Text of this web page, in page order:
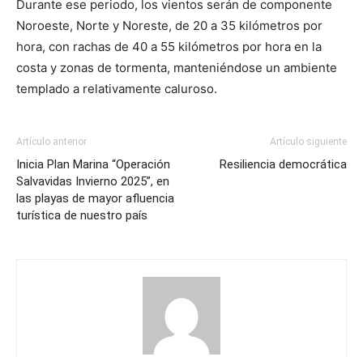
Durante ese periodo, los vientos serán de componente
Noroeste, Norte y Noreste, de 20 a 35 kilómetros por
hora, con rachas de 40 a 55 kilómetros por hora en la
costa y zonas de tormenta, manteniéndose un ambiente
templado a relativamente caluroso.
Artículo anterior
Inicia Plan Marina “Operación
Salvavidas Invierno 2025”, en
las playas de mayor afluencia
turística de nuestro país
Artículo siguiente
Resiliencia democrática